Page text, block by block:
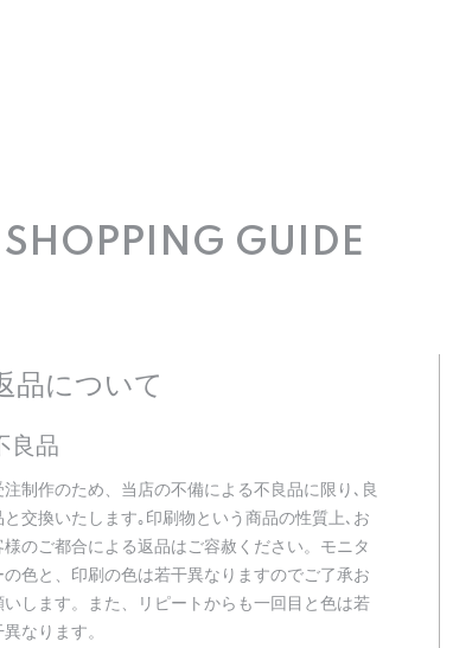
SHOPPING GUIDE
品について
良品
注制作のため、当店の不備による不良品に限り､良
と交換いたします｡印刷物という商品の性質上､お
様のご都合による返品はご容赦ください。モニタ
の色と、印刷の色は若干異なりますのでご了承お
いします。また、リピートからも一回目と色は若
異なります。